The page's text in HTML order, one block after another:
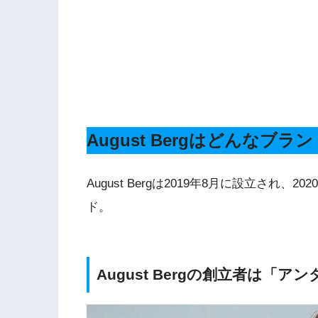
August Bergはどんなブラン
August Bergは2019年8月に設立され、
ド。
August Bergの創立者は「アン